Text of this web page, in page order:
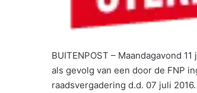
BUITENPOST – Maandagavond
als gevolg van een door de FNP
raadsvergadering d.d. 07 juli 2016.